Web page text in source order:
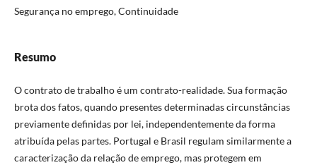
Segurança no emprego, Continuidade
Resumo
O contrato de trabalho é um contrato-realidade. Sua formação
brota dos fatos, quando presentes determinadas circunstâncias
previamente definidas por lei, independentemente da forma
atribuída pelas partes. Portugal e Brasil regulam similarmente a
caracterização da relação de emprego, mas protegem em